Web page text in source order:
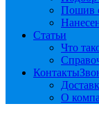
Пошив
Статьи
Что
Контакты
О